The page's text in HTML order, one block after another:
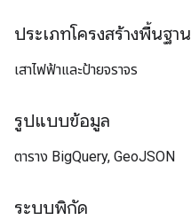
ประเภทโครงสร้างพื้นฐาน
เสาไฟฟ้าและป้ายจราจร
รูปแบบข้อมูล
ตาราง BigQuery, GeoJSON
ระบบพิกัด